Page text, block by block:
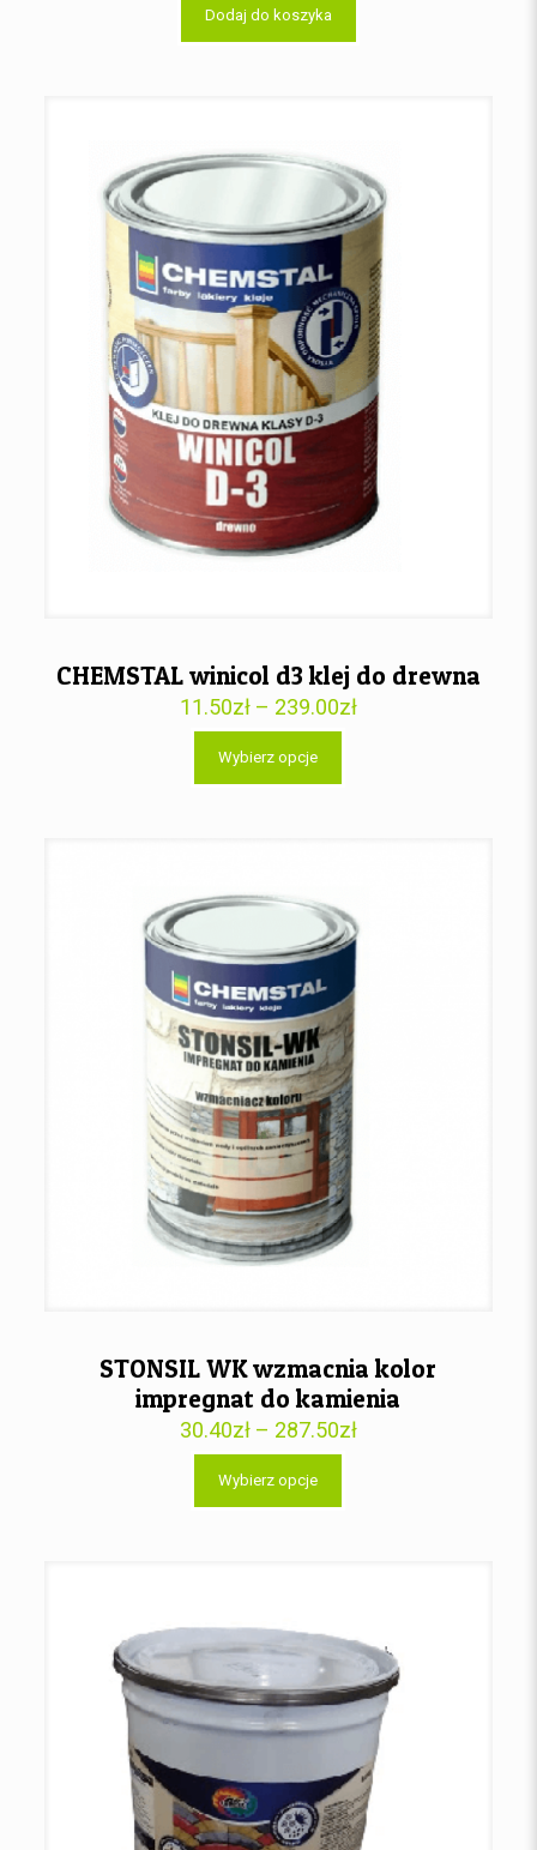
Dodaj do koszyka
CHEMSTAL winicol d3 klej do drewna
11.50zł– 239.00zł
Wybierz opcje
STONSIL WK wzmacnia kolor
impregnat do kamienia
30.40zł– 287.50zł
Wybierz opcje